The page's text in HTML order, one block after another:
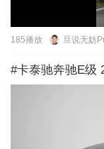
185播放 旦说无妨
#卡泰驰奔驰E级